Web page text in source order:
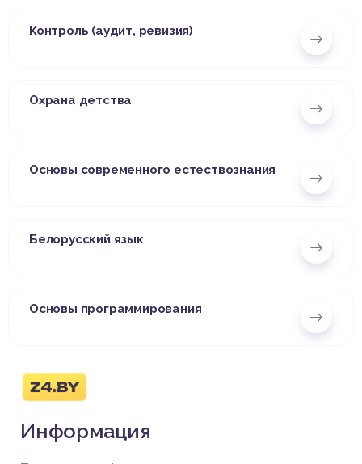
Контроль (аудит, ревизия)
Охрана детства
Основы современного естествознания
Белорусский язык
Основы программирования
Информация